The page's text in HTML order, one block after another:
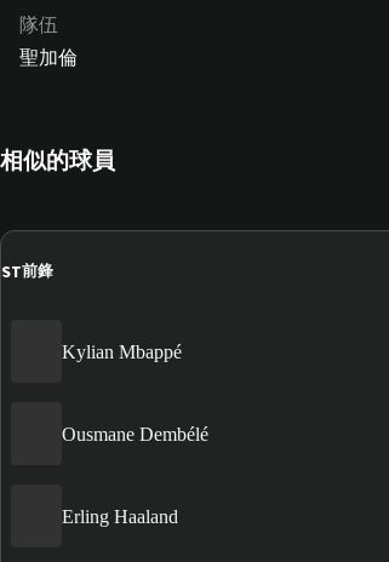
隊伍
聖加倫
相似的球員
ST前鋒
Kylian Mbappé
Ousmane Dembélé
Erling Haaland